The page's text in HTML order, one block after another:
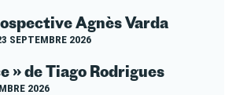
Agnès Varda
SEPTEMBRE 2026
» de Tiago Rodrigues
2026